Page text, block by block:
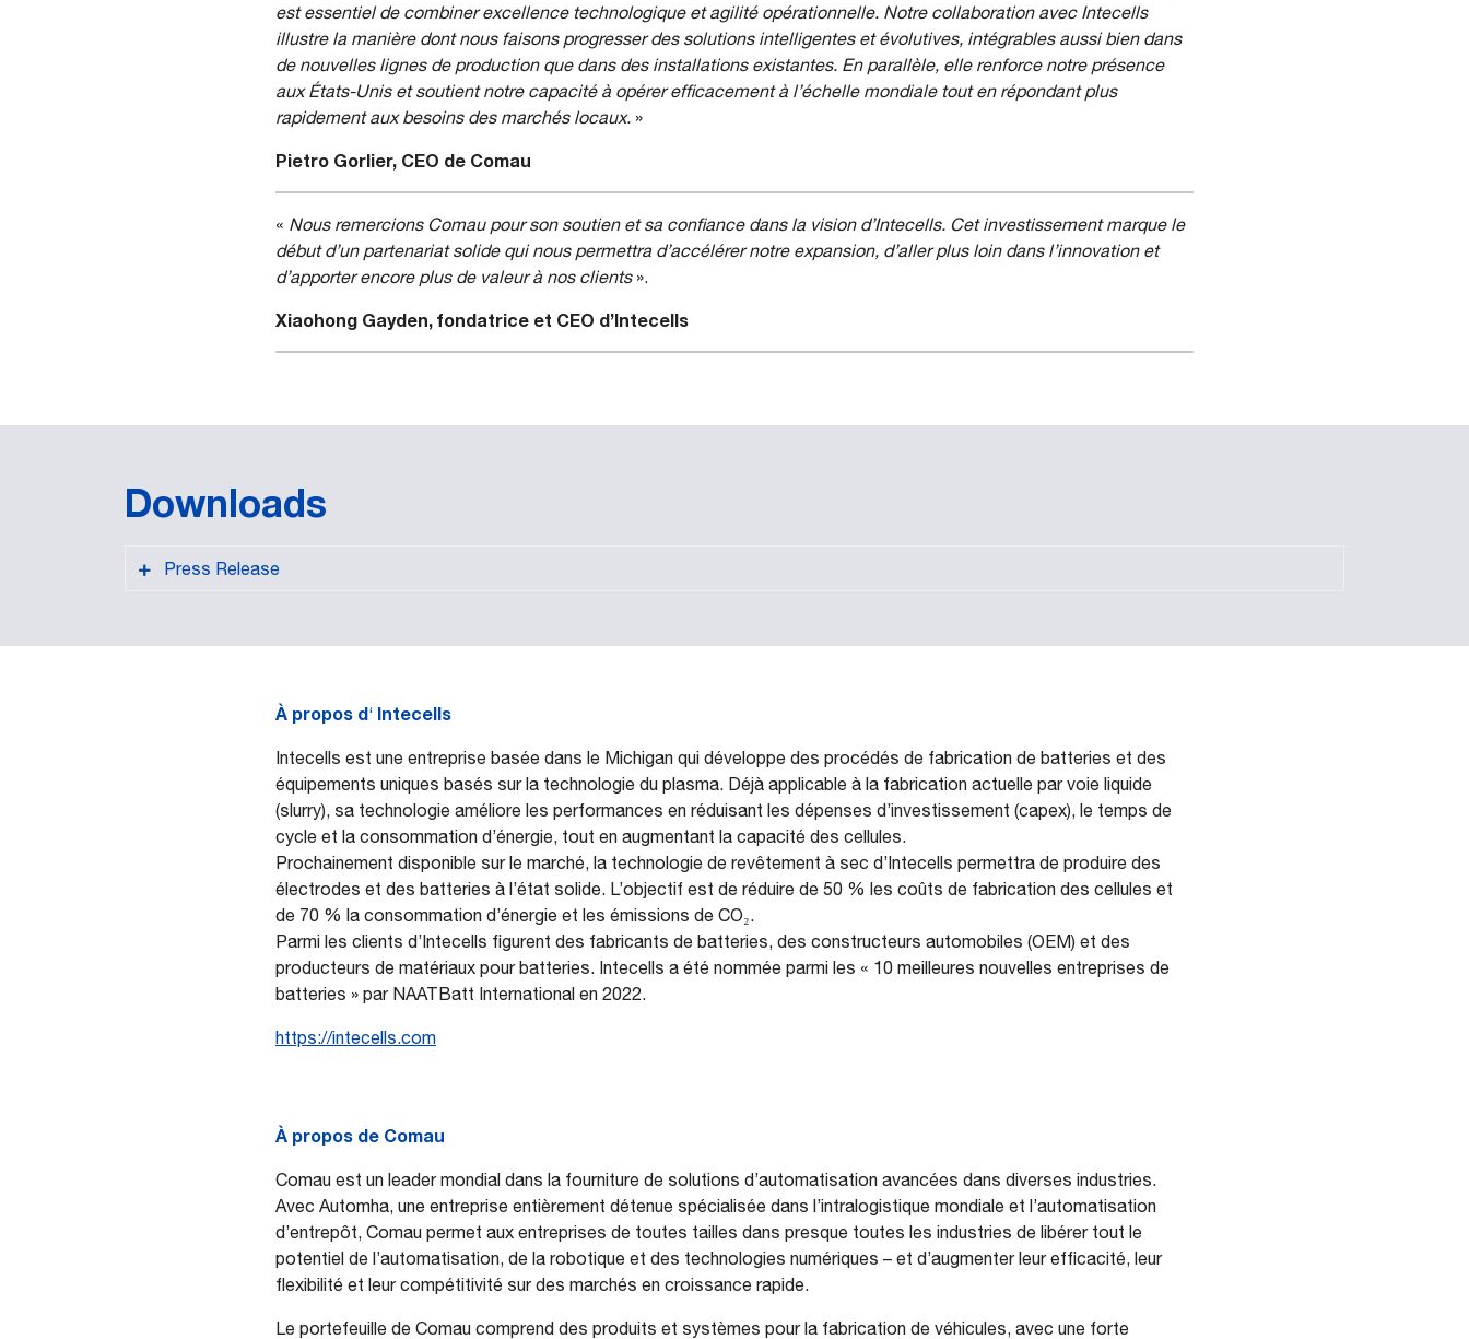
est essentiel de combiner excellence technologique et agilité opérationnelle. Notre collaboration avec Intecells
illustre la manière dont nous faisons progresser des solutions intelligentes et évolutives, intégrables aussi bien dans
de nouvelles lignes de production que dans des installations existantes. En parallèle, elle renforce notre présence
aux États-Unis et soutient notre capacité à opérer efficacement à l’échelle mondiale tout en répondant plus
rapidement aux besoins des marchés locaux. »
Pietro Gorlier, CEO de Comau
« Nous remercions Comau pour son soutien et sa confiance dans la vision d’Intecells. Cet investissement marque le
début d’un partenariat solide qui nous permettra d’accélérer notre expansion, d’aller plus loin dans l’innovation et
d’apporter encore plus de valeur à nos clients».
Xiaohong Gayden, fondatrice et CEO d’Intecells
Downloads
Press Release
À propos d‘ Intecells
Intecells est une entreprise basée dans le Michigan qui développe des procédés de fabrication de batteries et des
équipements uniques basés sur la technologie du plasma. Déjà applicable à la fabrication actuelle par voie liquide
(slurry), sa technologie améliore les performances en réduisant les dépenses d’investissement (capex), le temps de
cycle et la consommation d’énergie, tout en augmentant la capacité des cellules.
Prochainement disponible sur le marché, la technologie de revêtement à sec d’Intecells permettra de produire des
électrodes et des batteries à l’état solide. L’objectif est de réduire de 50 % les coûts de fabrication des cellules et
de 70 % la consommation d’énergie et les émissions de CO₂.
Parmi les clients d’Intecells figurent des fabricants de batteries, des constructeurs automobiles (OEM) et des
producteurs de matériaux pour batteries. Intecells a été nommée parmi les « 10 meilleures nouvelles entreprises de
batteries » par NAATBatt International en 2022.
https://intecells.com
À propos de Comau
Comau est un leader mondial dans la fourniture de solutions d’automatisation avancées dans diverses industries.
Avec Automha, une entreprise entièrement détenue spécialisée dans l’intralogistique mondiale et l’automatisation
d’entrepôt, Comau permet aux entreprises de toutes tailles dans presque toutes les industries de libérer tout le
potentiel de l’automatisation, de la robotique et des technologies numériques – et d’augmenter leur efficacité, leur
flexibilité et leur compétitivité sur des marchés en croissance rapide.
Le portefeuille de Comau comprend des produits et systèmes pour la fabrication de véhicules, avec une forte